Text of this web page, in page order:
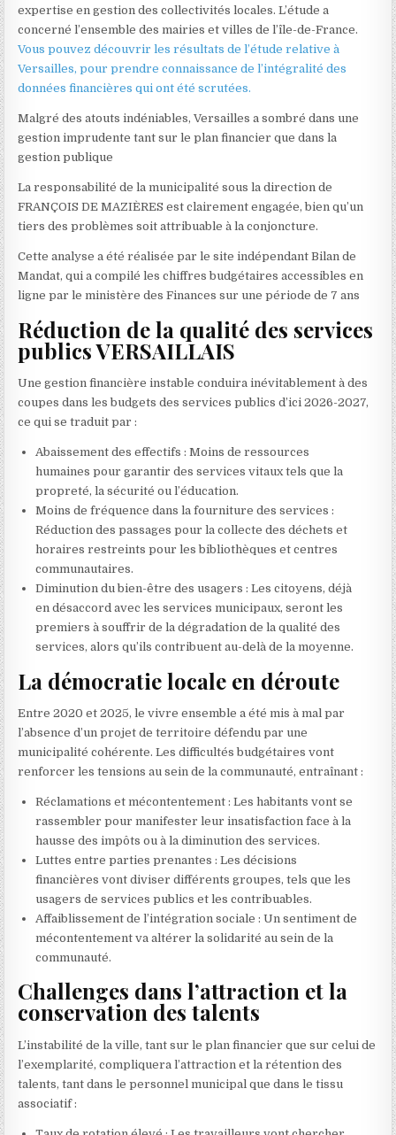
expertise en gestion des collectivités locales. L’étude a
concerné l’ensemble des mairies et villes de l’île-de-France.
Vous pouvez découvrir les résultats de l’étude relative à
Versailles, pour prendre connaissance de l’intégralité des
données financières qui ont été scrutées.
Malgré des atouts indéniables, Versailles a sombré dans une
gestion imprudente tant sur le plan financier que dans la
gestion publique
La responsabilité de la municipalité sous la direction de
FRANÇOIS DE MAZIÈRES est clairement engagée, bien qu’un
tiers des problèmes soit attribuable à la conjoncture.
Cette analyse a été réalisée par le site indépendant Bilan de
Mandat, qui a compilé les chiffres budgétaires accessibles en
ligne par le ministère des Finances sur une période de 7 ans
Réduction de la qualité des services
publics VERSAILLAIS
Une gestion financière instable conduira inévitablement à des
coupes dans les budgets des services publics d’ici 2026-2027,
ce qui se traduit par :
Abaissement des effectifs : Moins de ressources
humaines pour garantir des services vitaux tels que la
propreté, la sécurité ou l’éducation.
Moins de fréquence dans la fourniture des services :
Réduction des passages pour la collecte des déchets et
horaires restreints pour les bibliothèques et centres
communautaires.
Diminution du bien-être des usagers : Les citoyens, déjà
en désaccord avec les services municipaux, seront les
premiers à souffrir de la dégradation de la qualité des
services, alors qu’ils contribuent au-delà de la moyenne.
La démocratie locale en déroute
Entre 2020 et 2025, le vivre ensemble a été mis à mal par
l’absence d’un projet de territoire défendu par une
municipalité cohérente. Les difficultés budgétaires vont
renforcer les tensions au sein de la communauté, entraînant :
Réclamations et mécontentement : Les habitants vont se
rassembler pour manifester leur insatisfaction face à la
hausse des impôts ou à la diminution des services.
Luttes entre parties prenantes : Les décisions
financières vont diviser différents groupes, tels que les
usagers de services publics et les contribuables.
Affaiblissement de l’intégration sociale : Un sentiment de
mécontentement va altérer la solidarité au sein de la
communauté.
Challenges dans l’attraction et la
conservation des talents
L’instabilité de la ville, tant sur le plan financier que sur celui de
l’exemplarité, compliquera l’attraction et la rétention des
talents, tant dans le personnel municipal que dans le tissu
associatif :